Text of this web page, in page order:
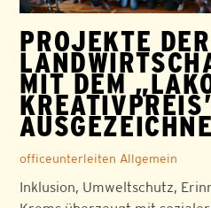
PROJEKTE
MIT DEM
officeunterleiten Allgemein
Inklusion, Umweltschutz,